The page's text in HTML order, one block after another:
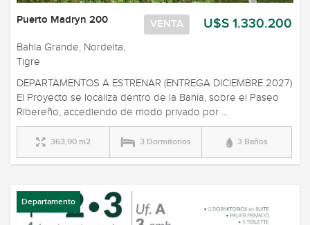
U$S 1.330.200
VENTA
Puerto Madryn 200
Bahia Grande, Nordelta,
Tigre
DEPARTAMENTOS A ESTRENAR (ENTREGA DICIEMBRE 2027)
El Proyecto se localiza dentro de la Bahía, sobre el Paseo
Ribereño, accediendo de modo privado por ...
363,90 m2 3 Dormitorios 3 Baños
Departamento